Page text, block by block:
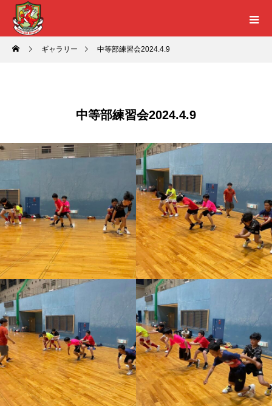
ギャラリー 中等部練習会2024.4.9
中等部練習会2024.4.9